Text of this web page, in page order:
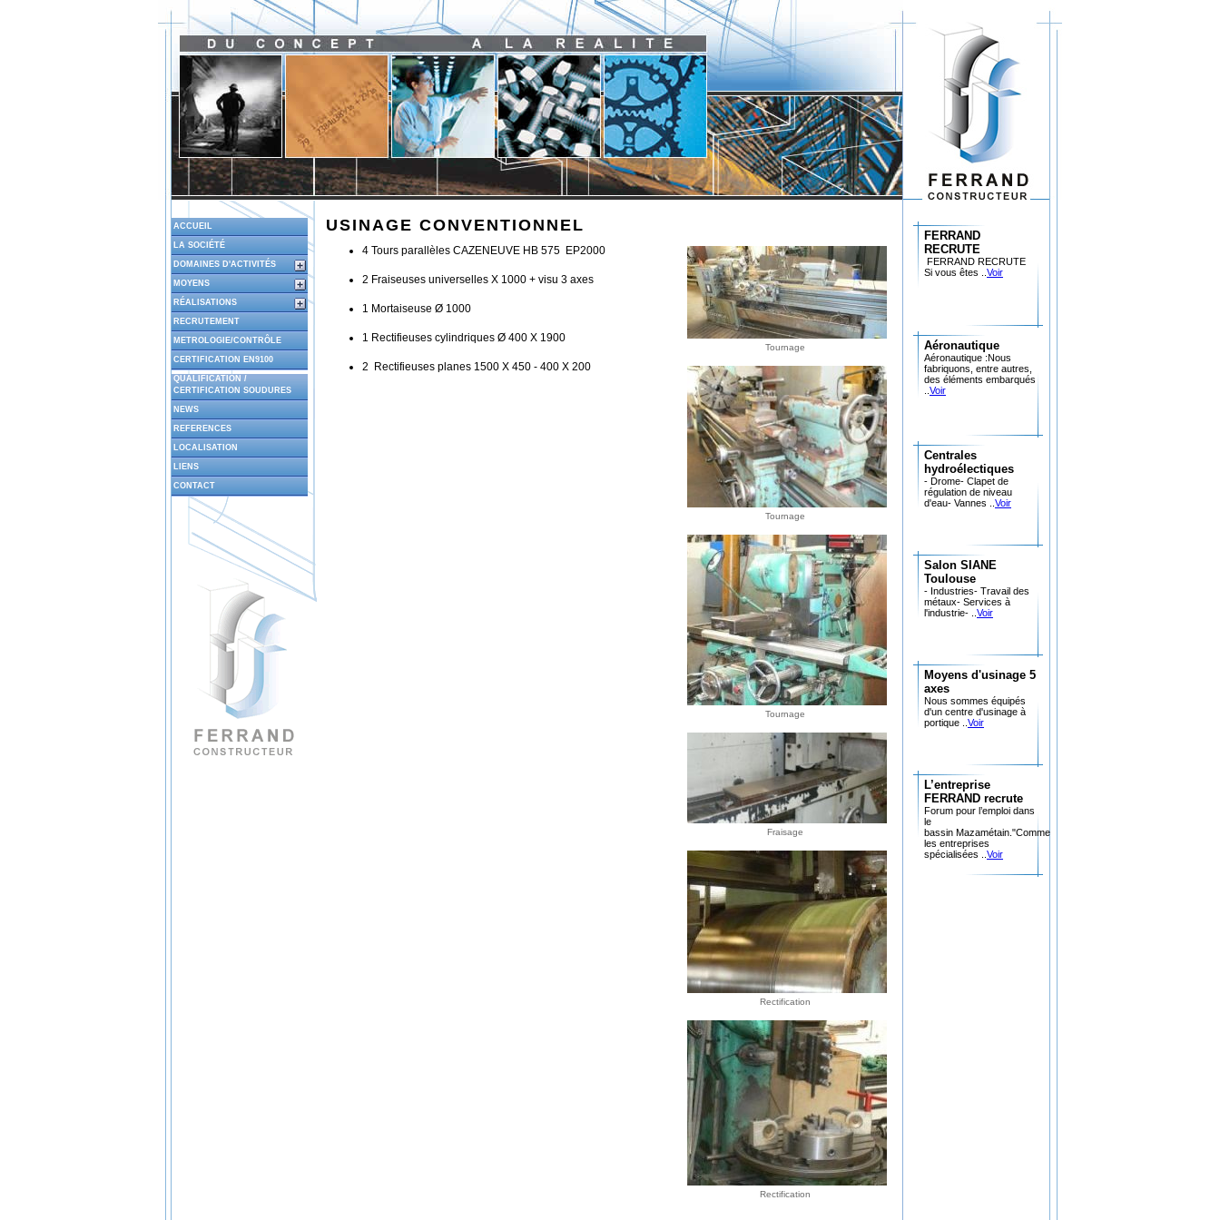
ACCUEIL
LA SOCIÉTÉ
DOMAINES D'ACTIVITÉS
MOYENS
RÉALISATIONS
RECRUTEMENT
METROLOGIE/CONTRÔLE
CERTIFICATION EN9100
QUALIFICATION /
CERTIFICATION SOUDURES
NEWS
REFERENCES
LOCALISATION
LIENS
CONTACT
FERRAND
RECRUTE
FERRAND RECRUTE
Si vous êtes .. Voir
Aéronautique
Aéronautique :Nous
fabriquons, entre autres,
des éléments embarqués
Voir
Centrales
hydroélectiques
- Drome- Clapet de
régulation de niveau
d'eau- Vannes .. Voir
Salon SIANE
Toulouse
- Industries- Travail des
métaux- Services à
l'industrie- .. Voir
Moyens d'usinage 5
axes
Nous sommes équipés
d'un centre d'usinage à
portique .. Voir
L’entreprise
FERRAND recrute
Forum pour l’emploi dans
le
bassin Mazamétain."Comme
les entreprises
spécialisées .. Voir
USINAGE CONVENTIONNEL
Tournage
Tournage
Tournage
Fraisage
Rectification
Rectification
4 Tours parallèles CAZENEUVE HB 575 EP2000
2 Fraiseuses universelles X 1000 + visu 3 axes
1 Mortaiseuse Ø 1000
1 Rectifieuses cylindriques Ø 400 X 1900
2 Rectifieuses planes 1500 X 450 - 400 X 200